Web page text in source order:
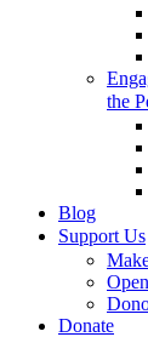
the
Blog
Support Us
Donate